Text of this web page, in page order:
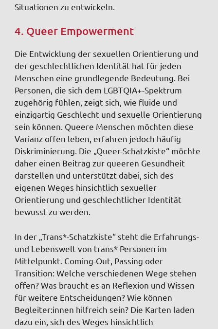
Situationen zu entwickeln.
4. Queer Empowerment
Die Entwicklung der sexuellen Orientierung und
der geschlechtlichen Identität hat für jeden
Menschen eine grundlegende Bedeutung. Bei
Personen, die sich dem LGBTQIA+-Spektrum
zugehörig fühlen, zeigt sich, wie fluide und
einzigartig Geschlecht und sexuelle Orientierung
sein können. Queere Menschen möchten diese
Varianz offen leben, erfahren jedoch häufig
Diskriminierung. Die „Queer-Schatzkiste“ möchte
daher einen Beitrag zur queeren Gesundheit
darstellen und unterstützt dabei, sich des
eigenen Weges hinsichtlich sexueller
Orientierung und geschlechtlicher Identität
bewusst zu werden.
In der „Trans*-Schatzkiste“ steht die Erfahrungs-
und Lebenswelt von trans* Personen im
Mittelpunkt. Coming-Out, Passing oder
Transition: Welche verschiedenen Wege stehen
offen? Was braucht es an Reflexion und Wissen
für weitere Entscheidungen? Wie können
Begleiter:innen hilfreich sein? Die Karten laden
dazu ein, sich des Weges hinsichtlich